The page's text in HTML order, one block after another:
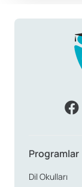
Programlar
Dil Okulları